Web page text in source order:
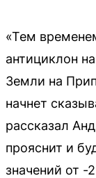
«Тем
антициклон
Земли на
начнет
рассказал
прояснит и
значений от -